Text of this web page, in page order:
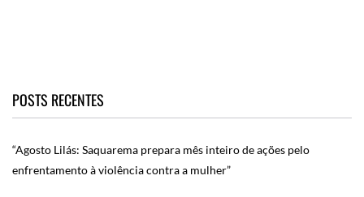
POSTS RECENTES
“Agosto Lilás: Saquarema prepara mês inteiro de ações pelo
enfrentamento à violência contra a mulher”